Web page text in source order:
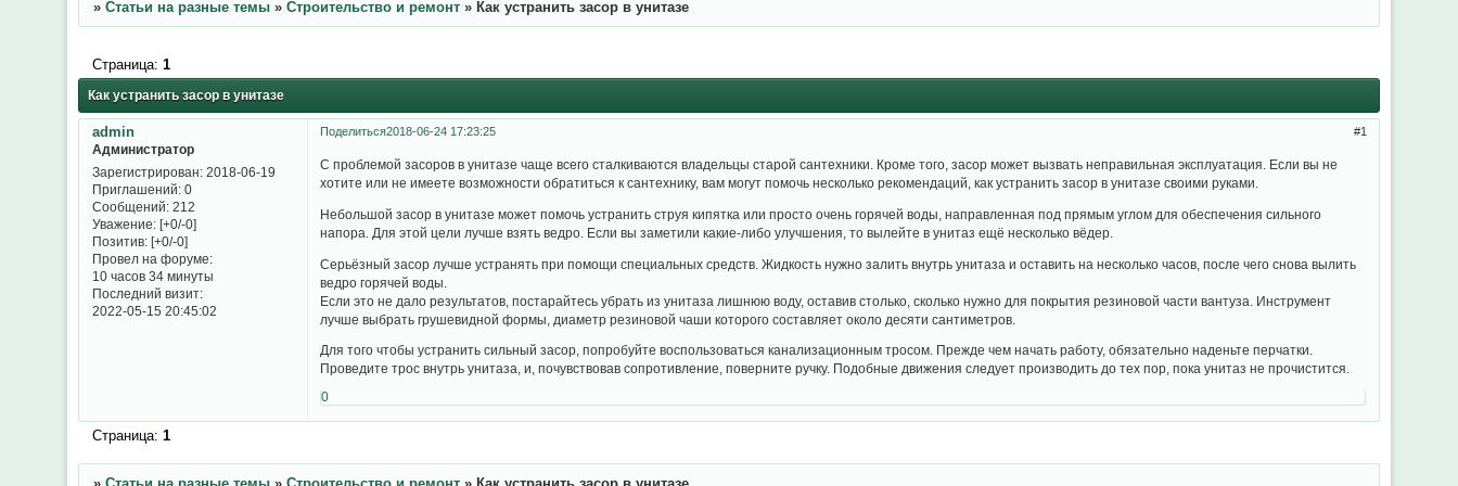
» Статьи на разные темы » Строительство и ремонт » Как устранить засор в унитазе
Как устранить засор в унитазе
Страница: 1
Поделиться 1
2018-06-24 17:23:25
admin
Администратор
Зарегистрирован: 2018-06-19
Приглашений:0
Сообщений:212
Уважение: [+0/-0]
Позитив: [+0/-0]
Провел на форуме:
10 часов 34 минуты
Последний визит:
2022-05-15 20:45:02
С проблемой засоров в унитазе чаще всего сталкиваются владельцы старой сантехники. Кроме того, засор может вызвать неправильная эксплуатация. Если вы не
хотите или не имеете возможности обратиться к сантехнику, вам могут помочь несколько рекомендаций, как устранить засор в унитазе своими руками.
Небольшой засор в унитазе может помочь устранить струя кипятка или просто очень горячей воды, направленная под прямым углом для обеспечения сильного
напора. Для этой цели лучше взять ведро. Если вы заметили какие-либо улучшения, то вылейте в унитаз ещё несколько вёдер.
Серьёзный засор лучше устранять при помощи специальных средств. Жидкость нужно залить внутрь унитаза и оставить на несколько часов, после чего снова вылить
ведро горячей воды.
Если это не дало результатов, постарайтесь убрать из унитаза лишнюю воду, оставив столько, сколько нужно для покрытия резиновой части вантуза. Инструмент
лучше выбрать грушевидной формы, диаметр резиновой чаши которого составляет около десяти сантиметров.
Для того чтобы устранить сильный засор, попробуйте воспользоваться канализационным тросом. Прежде чем начать работу, обязательно наденьте перчатки.
Проведите трос внутрь унитаза, и, почувствовав сопротивление, поверните ручку. Подобные движения следует производить до тех пор, пока унитаз не прочистится.
0
Страница: 1